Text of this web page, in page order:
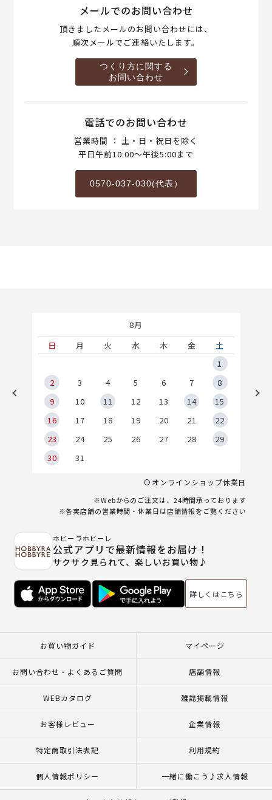
メールでのお問い合わせ
頂きましたメールのお問い合わせには、
順次メールでご連絡いたします。
つくり方に関する
お問い合わせ
電話でのお問い合わせ
営業時間 ： 土・日・祝日を除く
平日午前10:00～午後5:00まで
0570-037-030(代表）
8月
日
月 火 水 木 金
土
1
2
3 4 5 6 7
8
9
10 11 12 13 14
15
16
17 18 19 20 21
22
23
24 25 26 27 28
29
30
31
オンラインショップ休業日
※Webからのご注文は、24時間承っております
※各実店舗の営業時間・休業日は店舗情報をご覧ください
ホビーラホビーレ
公式アプリで最新情報をお届け！
サクサク見られて、楽しいお買い物♪
詳しくはこちら
お買い物ガイド マイページ
お問い合わせ - よくあるご質問 店舗情報
WEBカタログ 雑誌掲載情報
お客様レビュー 企業情報
特定商取引法表記 利用規約
個人情報ポリシー 一緒に働こう♪求人情報